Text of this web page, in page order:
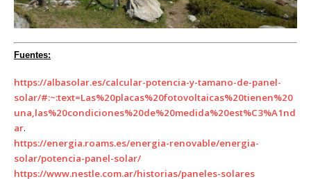
Fuentes:
https://albasolar.es/calcular-potencia-y-tamano-de-panel-
solar/#:~:text=Las%20placas%20fotovoltaicas%20tienen%20
una,las%20condiciones%20de%20medida%20est%C3%A1nd
ar.
https://energia.roams.es/energia-renovable/energia-
solar/potencia-panel-solar/
https://www.nestle.com.ar/historias/paneles-solares